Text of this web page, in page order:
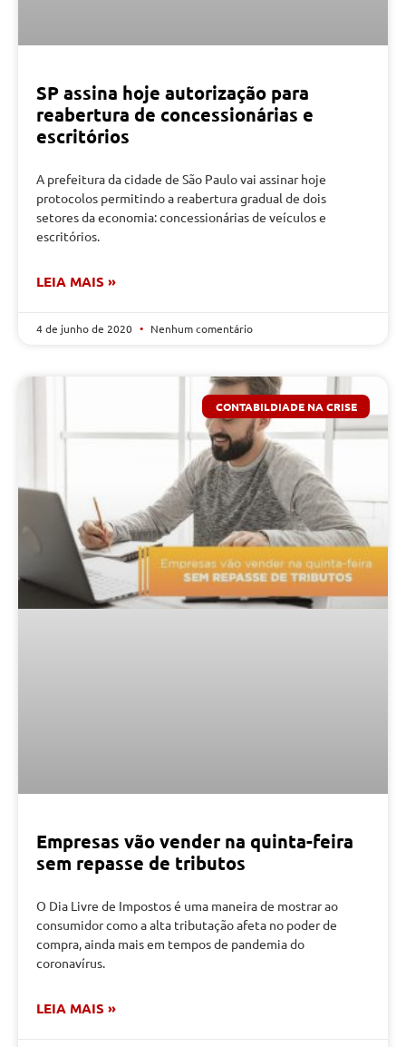
SP assina hoje autorização para
reabertura de concessionárias e
escritórios
A prefeitura da cidade de São Paulo vai assinar hoje
protocolos permitindo a reabertura gradual de dois
setores da economia: concessionárias de veículos e
escritórios.
LEIA MAIS »
4 de junho de 2020 Nenhum comentário
CONTABILDIADE NA CRISE
Empresas vão vender na quinta-feira
sem repasse de tributos
O Dia Livre de Impostos é uma maneira de mostrar ao
consumidor como a alta tributação afeta no poder de
compra, ainda mais em tempos de pandemia do
coronavírus.
LEIA MAIS »